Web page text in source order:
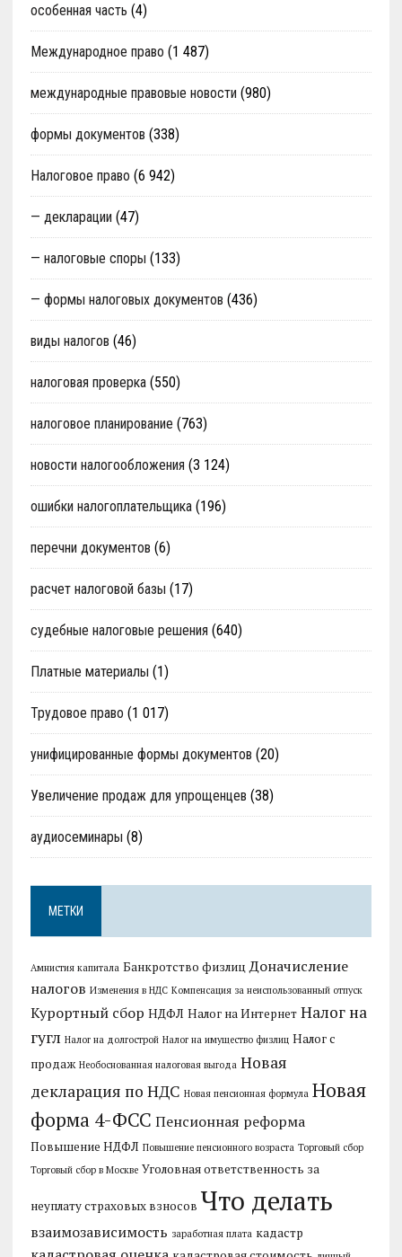
особенная часть (4)
Международное право (1 487)
международные правовые новости (980)
формы документов (338)
Налоговое право (6 942)
— декларации (47)
— налоговые споры (133)
— формы налоговых документов (436)
виды налогов (46)
налоговая проверка(550)
налоговое планирование (763)
новости налогообложения (3 124)
ошибки налогоплательщика(196)
перечни документов (6)
расчет налоговой базы (17)
судебные налоговые решения (640)
Платные материалы (1)
Трудовое право (1 017)
унифицированные формы документов (20)
Увеличение продаж для упрощенцев (38)
аудиосеминары (8)
МЕТКИ
Амнистия капитала Банкротство физлиц Доначисление
налогов Изменения в НДС Компенсация за неиспользованный отпуск
Курортный сбор НДФЛ Налог на Интернет Налог на
гугл Налог на долгострой Налог на имущество физлиц Налог с
продаж Необоснованная налоговая выгода Новая
декларация по НДС Новая пенсионная формула Новая
форма 4-ФСС Пенсионная реформа
Повышение НДФЛ Повышение пенсионного возраста Торговый сбор
Торговый сбор в Москве Уголовная ответственность за
неуплату страховых взносов Что делать
взаимозависимость заработная плата кадастр